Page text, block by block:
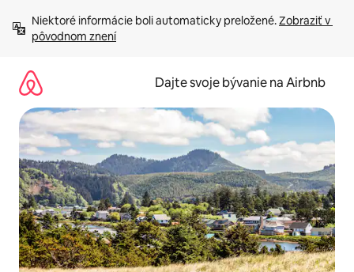
obsah.
Niektoré informácie boli automaticky preložené. Zobraziť v
pôvodnom znení
Dajte svoje bývanie na Airbnb